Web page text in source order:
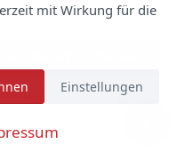
Karbon Schwarz Metallic
Details Fahrzeug
l/100km
mit Wirkung für die
Einstellungen